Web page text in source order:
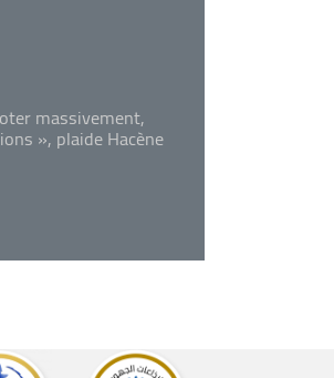
massivement,
», plaide Hacène